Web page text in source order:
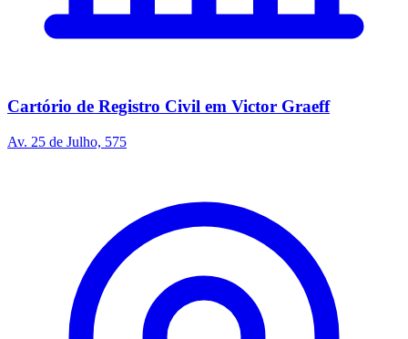
Cartório de Registro Civil em Victor Graeff
Av. 25 de Julho, 575